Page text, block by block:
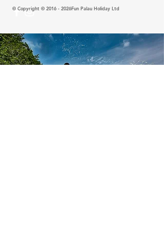
© Copyright © 2016 - 2026Fun Palau Holiday Ltd